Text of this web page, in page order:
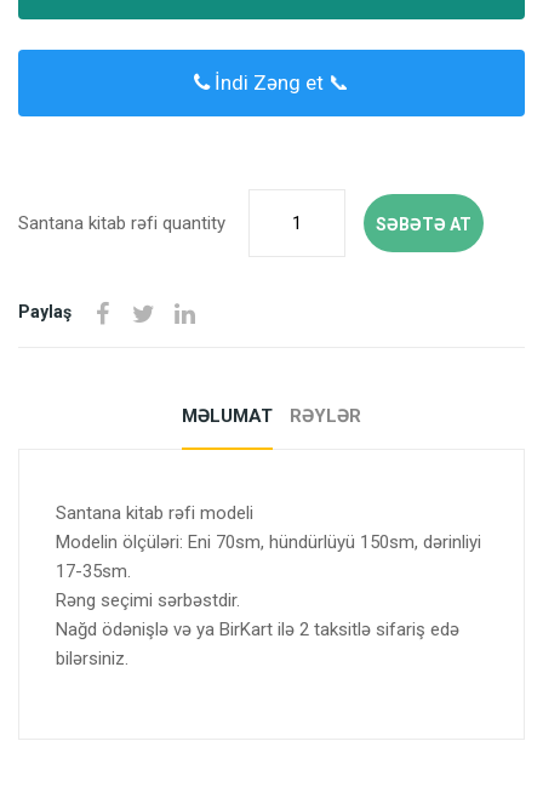
İndi Zəng et 📞
Santana kitab rəfi quantity SƏBƏTƏ AT
Paylaş
MƏLUMAT RƏYLƏR
Santana kitab rəfi modeli
Modelin ölçüləri: Eni 70sm, hündürlüyü 150sm, dərinliyi
17-35sm.
Rəng seçimi sərbəstdir.
Nağd ödənişlə və ya BirKart ilə 2 taksitlə sifariş edə
bilərsiniz.